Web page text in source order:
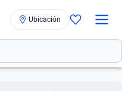
Ubicación